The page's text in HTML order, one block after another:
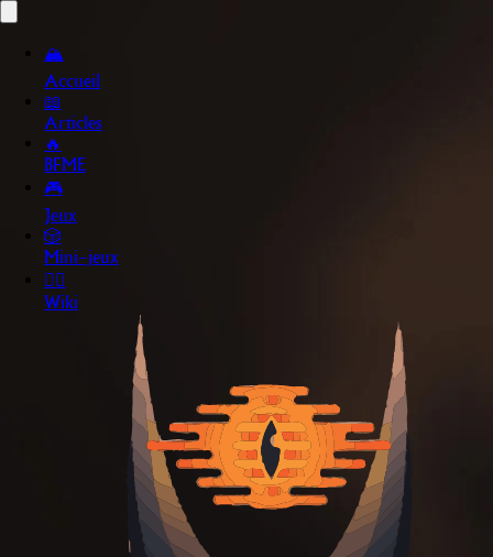
🏔️
Accueil
📖
Articles
🔥
BFME
🎮
Jeux
🎲
Mini~jeux
🧙‍♂️
Wiki